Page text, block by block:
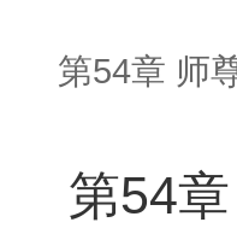
第54章 师
第54